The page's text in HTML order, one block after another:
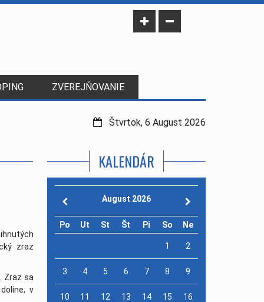
ZVEREJŇOVANIE
| 20. august
Štvrtok, 6 August 2026
zraz
Zraz sa
v
KALENDÁR
August 2026
Po Ut St Št Pi So Ne
1 2
3 4 5 6 7 8 9
10 11 12 13 14 15 16